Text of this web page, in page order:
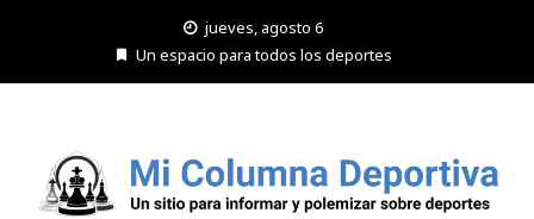
jueves, agosto 6
Un espacio para todos los deportes